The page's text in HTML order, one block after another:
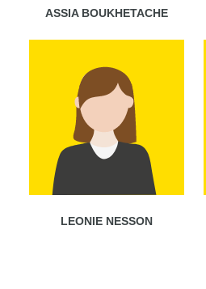
ASSIA BOUKHETACHE
LEONIE NESSON